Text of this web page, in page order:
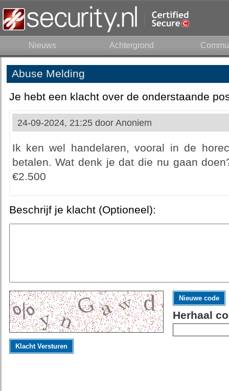
Nieuws Achtergrond
Abuse Melding
Je hebt een klacht over de onderstaande
24-09-2024, 21:25 door Anoniem
Ik ken wel handelaren, vooral in de
betalen. Wat denk je dat die nu gaan
€2.500
Beschrijf je klacht (Optioneel):
Nieuwe code
Herhaal
Klacht Versturen